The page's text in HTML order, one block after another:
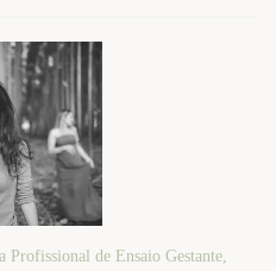
Profissional de Ensaio Gestante,